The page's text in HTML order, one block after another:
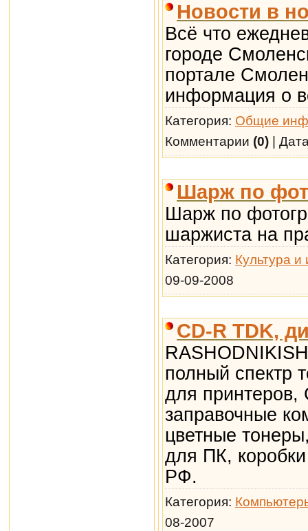
Новости в
Всё что
городе
портале
информация о
Категория: Общие
Комментарии (0) |
Шарж по
Шарж по
шаржиста на
Категория: Культура и
09-09-2008
CD-R TDK,
полный спектр
для
заправочные
цветные
для ПК,
РФ.
Категория:
08-2007